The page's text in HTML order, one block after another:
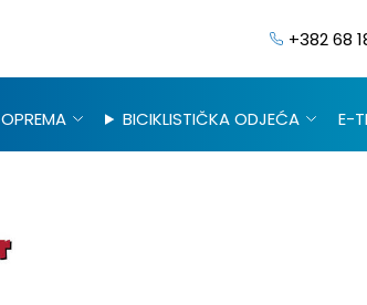
+382 68
OPREMA BICIKLISTIČKA ODJEĆA E-